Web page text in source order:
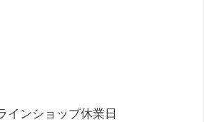
インショップ休業日